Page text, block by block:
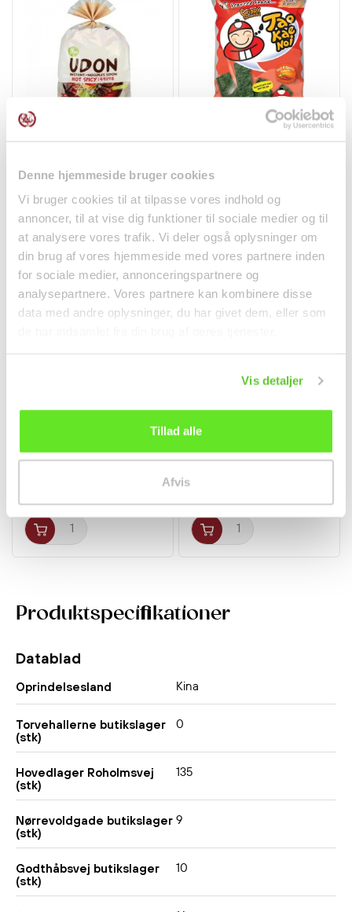
Denne hjemmeside bruger cookies
Vi bruger cookies til at tilpasse vores indhold og
annoncer, til at vise dig funktioner til sociale medier og til
at analysere vores trafik. Vi deler også oplysninger om
din brug af vores hjemmeside med vores partnere inden
for sociale medier, annonceringspartnere og
analysepartnere. Vores partnere kan kombinere disse
data med andre oplysninger, du har givet dem, eller som
Vis detaljer
Tillad alle
Afvis
Produktspecifikationer
Datablad
Oprindelsesland Kina
Torvehallerne butikslager
(stk)
0
Hovedlager Roholmsvej
(stk)
135
Nørrevoldgade butikslager
(stk)
9
Godthåbsvej butikslager
(stk)
10
Nudler
62,00 kr.
Snacks
29,95 kr.
Snacks
Mini Forårsruller 900g
Frostvarer